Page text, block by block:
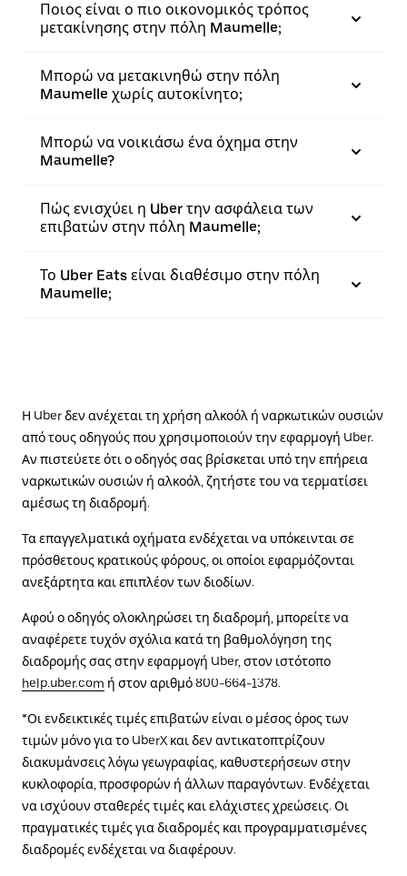
Ποιος είναι ο πιο οικονομικός τρόπος
μετακίνησης στην πόλη Maumelle;
Μπορώ να μετακινηθώ στην πόλη
Maumelle χωρίς αυτοκίνητο;
Μπορώ να νοικιάσω ένα όχημα στην
Maumelle?
Πώς ενισχύει η Uber την ασφάλεια των
επιβατών στην πόλη Maumelle;
Το Uber Eats είναι διαθέσιμο στην πόλη
Maumelle;
Η Uber δεν ανέχεται τη χρήση αλκοόλ ή ναρκωτικών ουσιών
από τους οδηγούς που χρησιμοποιούν την εφαρμογή Uber.
Αν πιστεύετε ότι ο οδηγός σας βρίσκεται υπό την επήρεια
ναρκωτικών ουσιών ή αλκοόλ, ζητήστε του να τερματίσει
αμέσως τη διαδρομή.
Τα επαγγελματικά οχήματα ενδέχεται να υπόκεινται σε
πρόσθετους κρατικούς φόρους, οι οποίοι εφαρμόζονται
ανεξάρτητα και επιπλέον των διοδίων.
Αφού ο οδηγός ολοκληρώσει τη διαδρομή, μπορείτε να
αναφέρετε τυχόν σχόλια κατά τη βαθμολόγηση της
διαδρομής σας στην εφαρμογή Uber, στον ιστότοπο
help.uber.com ή στον αριθμό 800-664-1378.
*Οι ενδεικτικές τιμές επιβατών είναι ο μέσος όρος των
τιμών μόνο για το UberX και δεν αντικατοπτρίζουν
διακυμάνσεις λόγω γεωγραφίας, καθυστερήσεων στην
κυκλοφορία, προσφορών ή άλλων παραγόντων. Ενδέχεται
να ισχύουν σταθερές τιμές και ελάχιστες χρεώσεις. Οι
πραγματικές τιμές για διαδρομές και προγραμματισμένες
διαδρομές ενδέχεται να διαφέρουν.